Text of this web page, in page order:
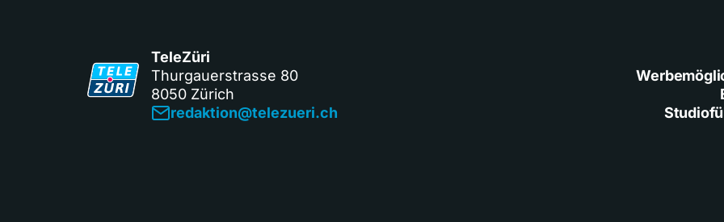
TeleZüri
Thurgauerstrasse 80
8050 Zürich
redaktion@telezueri.ch